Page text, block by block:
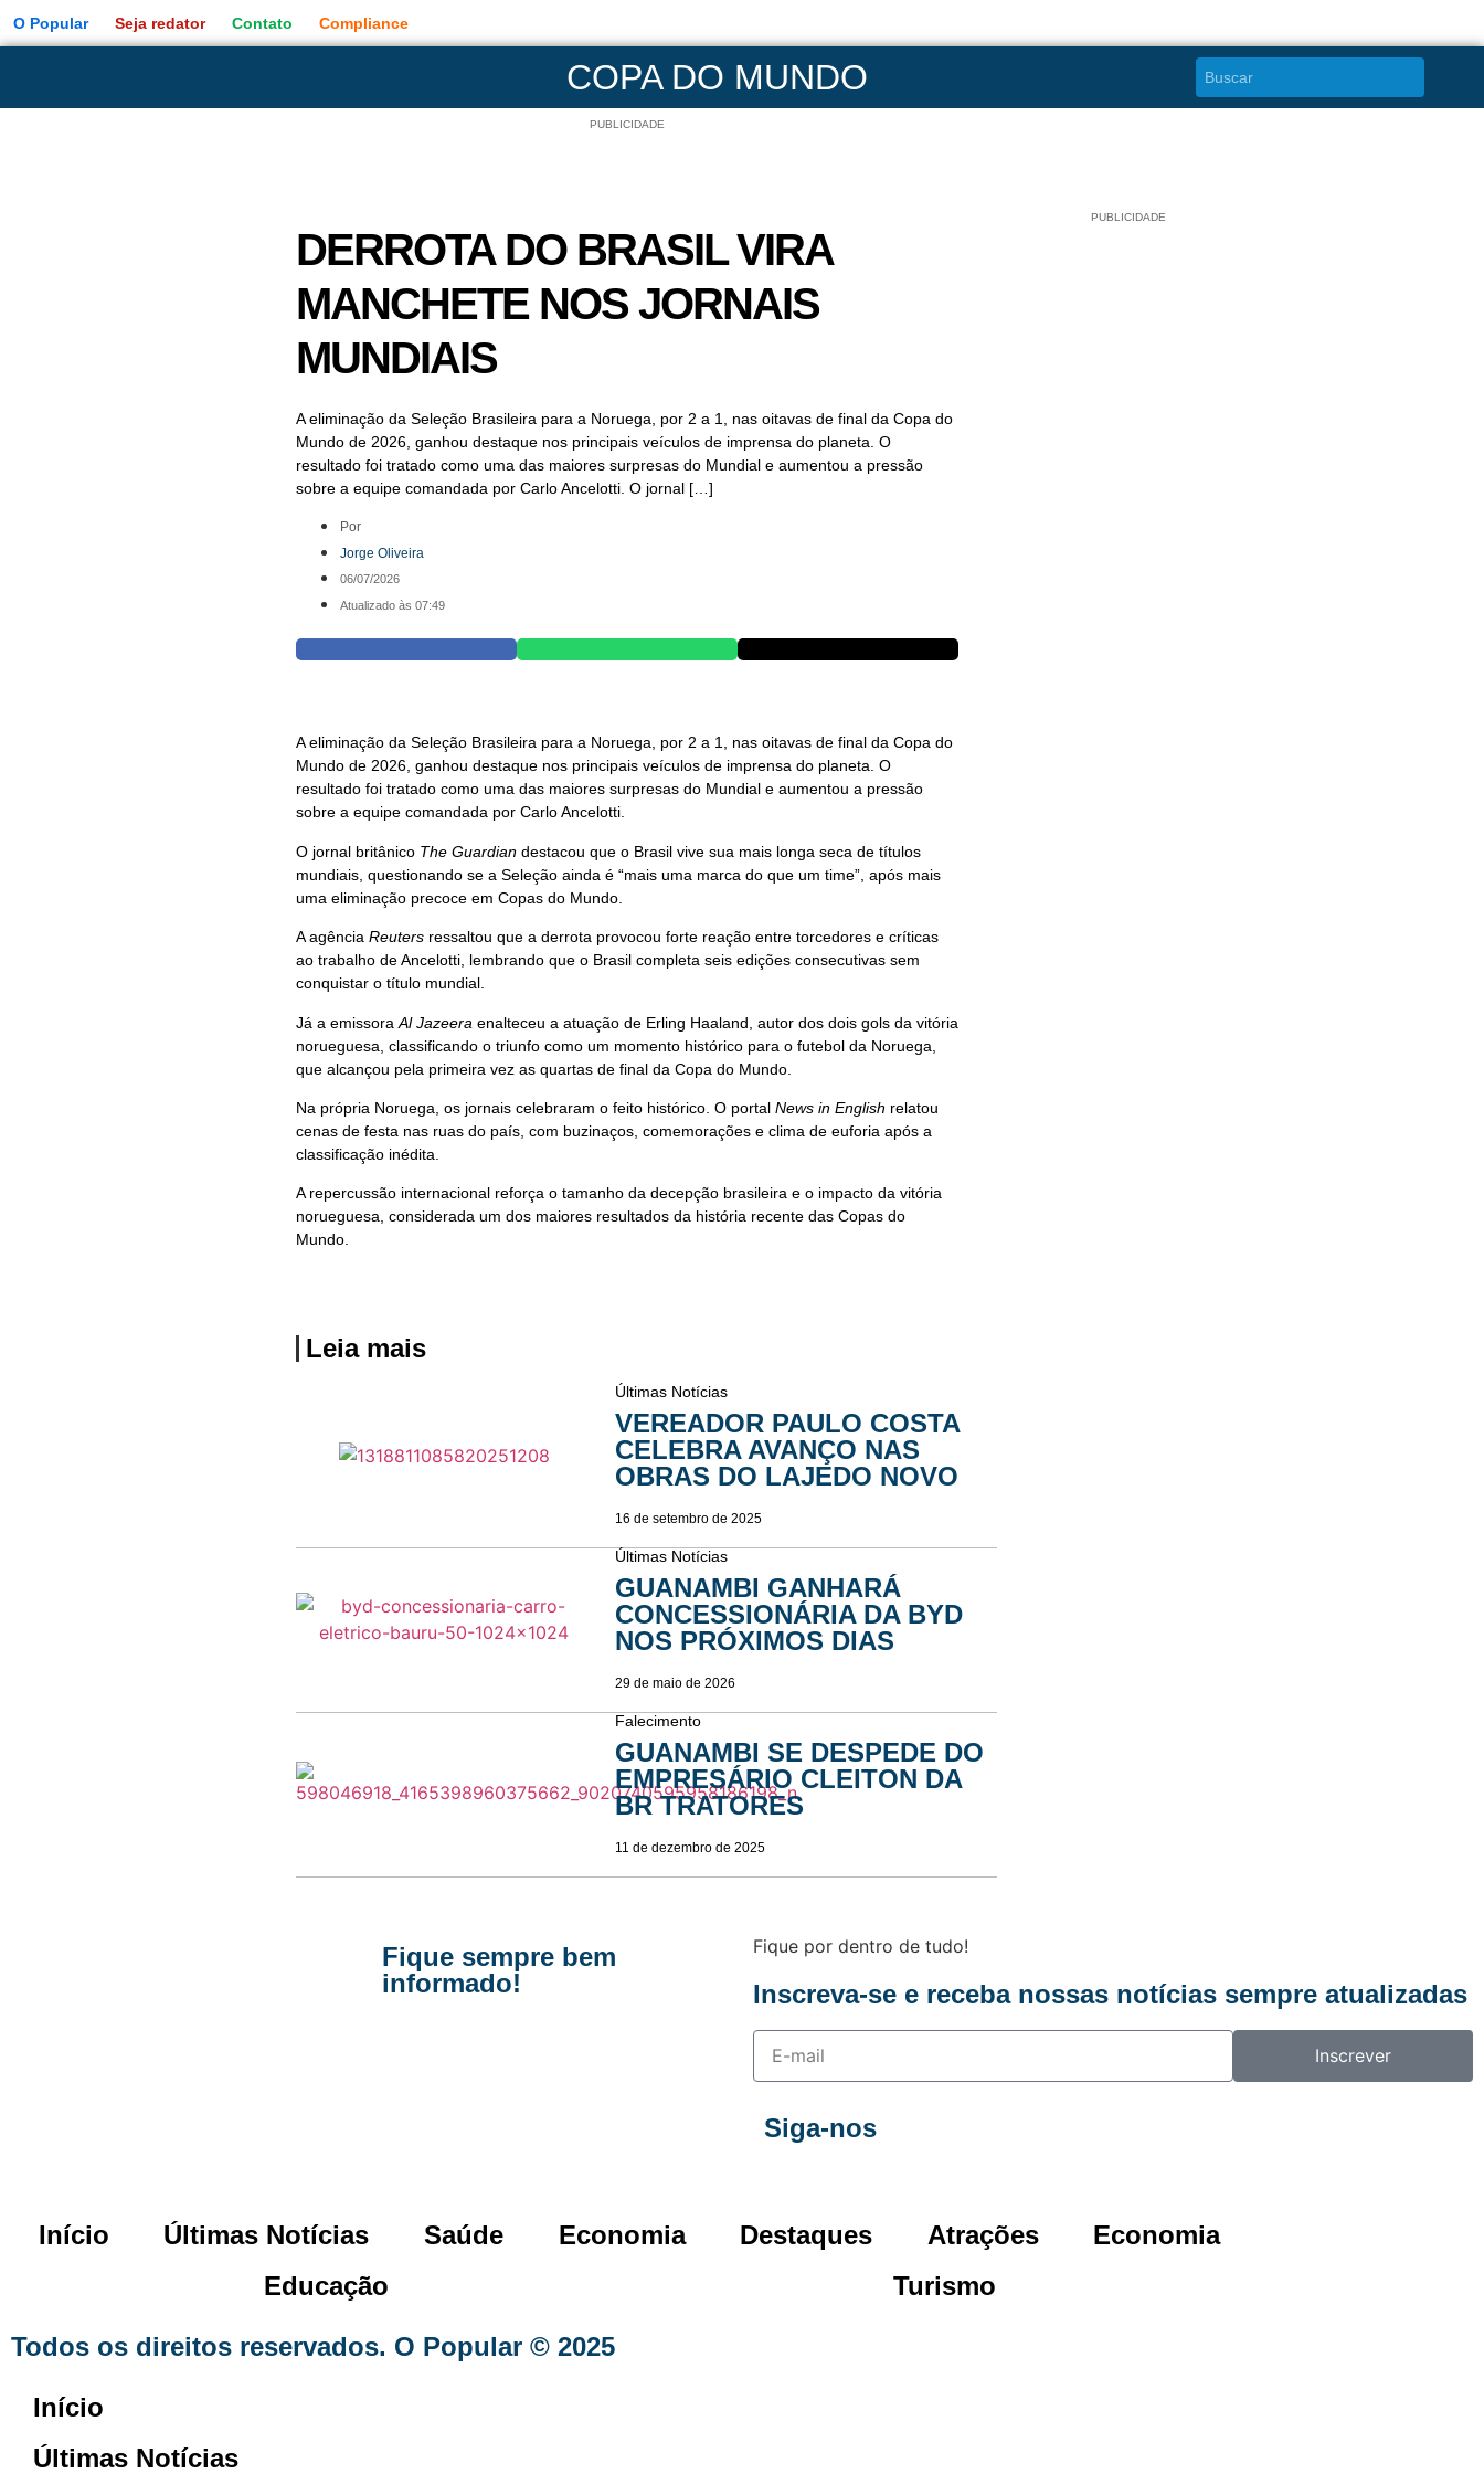
O Popular Seja redator Contato Compliance
COPA DO MUNDO
PUBLICIDADE
DERROTA DO BRASIL VIRA
MANCHETE NOS JORNAIS
MUNDIAIS
A eliminação da Seleção Brasileira para a Noruega, por 2 a 1, nas oitavas de final da Copa do
Mundo de 2026, ganhou destaque nos principais veículos de imprensa do planeta. O
resultado foi tratado como uma das maiores surpresas do Mundial e aumentou a pressão
sobre a equipe comandada por Carlo Ancelotti. O jornal […]
Por
Jorge Oliveira
06/07/2026
Atualizado às 07:49
A eliminação da Seleção Brasileira para a Noruega, por 2 a 1, nas oitavas de final da Copa do
Mundo de 2026, ganhou destaque nos principais veículos de imprensa do planeta. O
resultado foi tratado como uma das maiores surpresas do Mundial e aumentou a pressão
sobre a equipe comandada por Carlo Ancelotti.
O jornal britânico The Guardian destacou que o Brasil vive sua mais longa seca de títulos
mundiais, questionando se a Seleção ainda é “mais uma marca do que um time”, após mais
uma eliminação precoce em Copas do Mundo.
A agência Reuters ressaltou que a derrota provocou forte reação entre torcedores e críticas
ao trabalho de Ancelotti, lembrando que o Brasil completa seis edições consecutivas sem
conquistar o título mundial.
Já a emissora Al Jazeera enalteceu a atuação de Erling Haaland, autor dos dois gols da vitória
norueguesa, classificando o triunfo como um momento histórico para o futebol da Noruega,
que alcançou pela primeira vez as quartas de final da Copa do Mundo.
Na própria Noruega, os jornais celebraram o feito histórico. O portal News in English relatou
cenas de festa nas ruas do país, com buzinaços, comemorações e clima de euforia após a
classificação inédita.
A repercussão internacional reforça o tamanho da decepção brasileira e o impacto da vitória
norueguesa, considerada um dos maiores resultados da história recente das Copas do
Mundo.
Leia mais
Últimas Notícias
VEREADOR PAULO COSTA
CELEBRA AVANÇO NAS
OBRAS DO LAJEDO NOVO
16 de setembro de 2025
Últimas Notícias
GUANAMBI GANHARÁ
CONCESSIONÁRIA DA BYD
NOS PRÓXIMOS DIAS
29 de maio de 2026
Falecimento
GUANAMBI SE DESPEDE DO
EMPRESÁRIO CLEITON DA
BR TRATORES
11 de dezembro de 2025
PUBLICIDADE
Fique sempre bem
informado!
Fique por dentro de tudo!
Inscreva-se e receba nossas notícias sempre atualizadas
Inscrever
Siga-nos
Início Últimas Notícias Saúde Economia Destaques Atrações
Economia
Educação
Turismo
Todos os direitos reservados. O Popular © 2025
Início
Últimas Notícias